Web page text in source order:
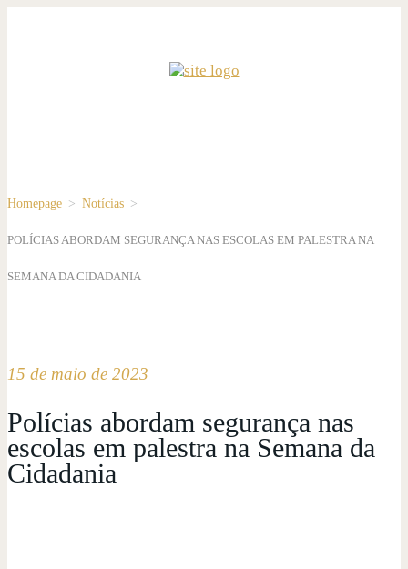
Homepage > Notícias >
POLÍCIAS ABORDAM SEGURANÇA NAS ESCOLAS EM PALESTRA NA
SEMANA DA CIDADANIA
15 de maio de 2023
Polícias abordam segurança nas
escolas em palestra na Semana da
Cidadania